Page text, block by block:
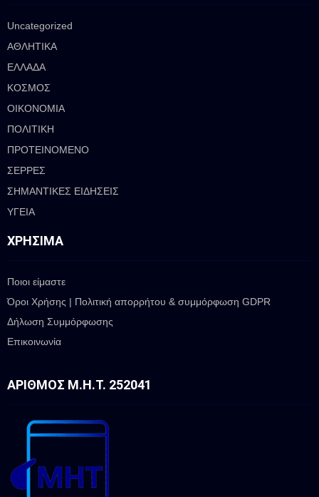
Uncategorized
ΑΘΛΗΤΙΚΑ
ΕΛΛΑΔΑ
ΚΟΣΜΟΣ
ΟΙΚΟΝΟΜΙΑ
ΠΟΛΙΤΙΚΗ
ΠΡΟΤΕΙΝΟΜΕΝΟ
ΣΕΡΡΕΣ
ΣΗΜΑΝΤΙΚΕΣ ΕΙΔΗΣΕΙΣ
ΥΓΕΙΑ
ΧΡΉΣΙΜΑ
Ποιοι είμαστε
Όροι Χρήσης | Πολιτική απορρήτου & συμμόρφωση GDPR
Δήλωση Συμμόρφωσης
Επικοινωνία
ΑΡΙΘΜΌΣ Μ.Η.Τ. 252041